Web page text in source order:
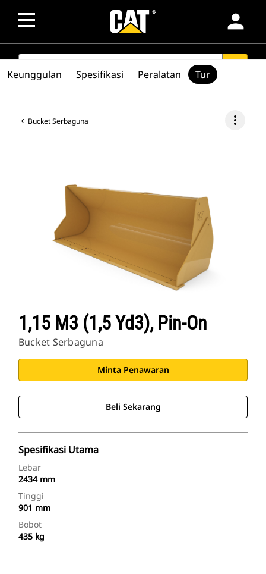
person
SEARCH
Bucket Serbaguna more_vert
1,15 M3 (1,5 Yd3), Pin-On
Bucket Serbaguna
Minta Penawaran
Beli Sekarang
Spesifikasi Utama
Lebar
2434 mm
Tinggi
901 mm
Bobot
435 kg
Keunggulan Spesifikasi Peralatan Tur